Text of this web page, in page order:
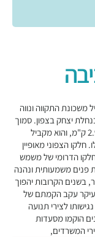
משכונת התקווה ונווה
יצחק בצפון. סמוך
למחלף הרכבת בנתיבי איילון, אורכו של הרחוב הוא 2.9 ק"מ, והוא מקביל
חלקו הצפוני מאופיין
חלקו הדרומי של משמש
פנים משמעותית ונהנה
בשנים הקרובות יהפוך
עקב הקמתם של
לצירי תנועה
הוקמו מסעדות
המשרדים,